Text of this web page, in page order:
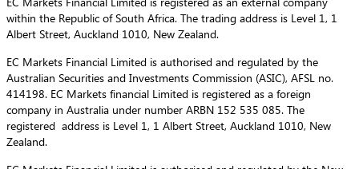
within the Republic of South Africa. The trading address is Level 1, 1
Albert Street, Auckland 1010, New Zealand.
EC Markets Financial Limited is authorised and regulated by the
Australian Securities and Investments Commission (ASIC), AFSL no.
414198. EC Markets financial Limited is registered as a foreign
company in Australia under number ARBN 152 535 085. The
registered address is Level 1, 1 Albert Street, Auckland 1010, New
Zealand.